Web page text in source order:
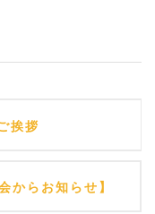
挨拶
からお知らせ】